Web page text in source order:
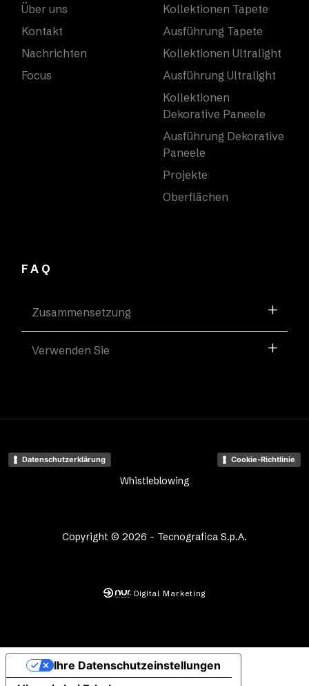
Über uns
Kontakt
Nachrichten
Focus
Kollektionen Tapete
Ausführung Tapete
Kollektionen Ultralight
Ausführung Ultralight
Kollektionen
Dekorative Paneele
Ausführung Dekorative
Paneele
Projekte
Oberflächen
FAQ
Zusammensetzung
Verwenden Sie
Copyright © 2026 - Tecnografica S.p.A.
Datenschutzerklärung Cookie-Richtlinie
Whistleblowing
Digital Marketing
Ihre Datenschutzeinstellungen